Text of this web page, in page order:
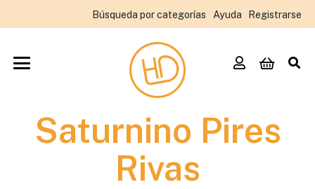
Búsqueda por categorías Ayuda Registrarse
Saturnino Pires
Rivas